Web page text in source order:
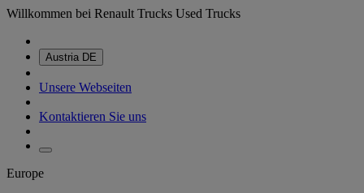
Willkommen bei Renault Trucks Used Trucks
Austria DE
Unsere Webseiten
Kontaktieren Sie uns
Europe